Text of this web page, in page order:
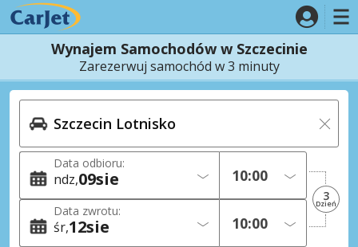
Wynajem Samochodów w Szczecinie
Zarezerwuj samochód w 3 minuty
Data odbioru:
ndz 09sie
Data zwrotu:
śr 12sie
3
Dzień